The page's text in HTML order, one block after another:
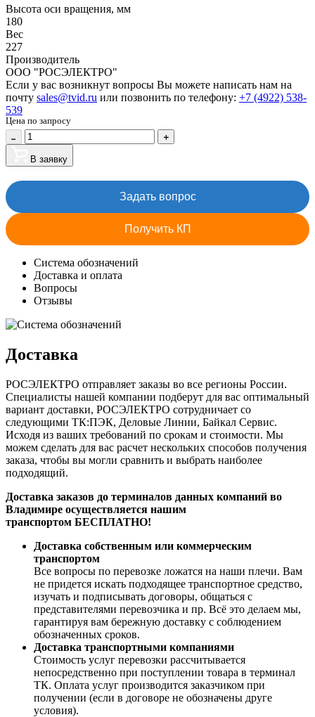
Высота оси вращения, мм
180
Вес
227
Производитель
ООО "РОСЭЛЕКТРО"
Если у вас возникнут вопросы Вы можете написать нам на
почту sales@tvid.ru или позвонить по телефону: +7 (4922) 538-
539
Цена по запросу
В заявку
Задать вопрос
Получить КП
Система обозначений
Доставка и оплата
Вопросы
Отзывы
Доставка
РОСЭЛЕКТРО отправляет заказы во все регионы России.
Специалисты нашей компании подберут для вас оптимальный
вариант доставки, РОСЭЛЕКТРО сотрудничает со
следующими ТК:ПЭК, Деловые Линии, Байкал Сервис.
Исходя из ваших требований по срокам и стоимости. Мы
можем сделать для вас расчет нескольких способов получения
заказа, чтобы вы могли сравнить и выбрать наиболее
подходящий.
Доставка заказов до терминалов данных компаний во
Владимире осуществляется нашим
транспортом БЕСПЛАТНО!
Доставка собственным или коммерческим
транспортом
Все вопросы по перевозке ложатся на наши плечи. Вам
не придется искать подходящее транспортное средство,
изучать и подписывать договоры, общаться с
представителями перевозчика и пр. Всё это делаем мы,
гарантируя вам бережную доставку с соблюдением
обозначенных сроков.
Доставка транспортными компаниями
Стоимость услуг перевозки рассчитывается
непосредственно при поступлении товара в терминал
ТК. Оплата услуг производится заказчиком при
получении (если в договоре не обозначены друге
условия).